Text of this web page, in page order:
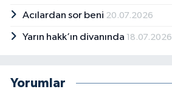
Acılardan sor beni 20.07.2026
Yarın hakk’ın divanında 18.07.2026
Yorumlar